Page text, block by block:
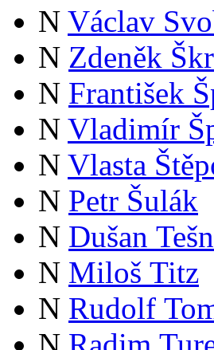
N Václav
N Zdeněk
N František
N Vladimír
N Vlasta
N Petr Šulák
N Dušan
N Miloš Titz
N Rudolf